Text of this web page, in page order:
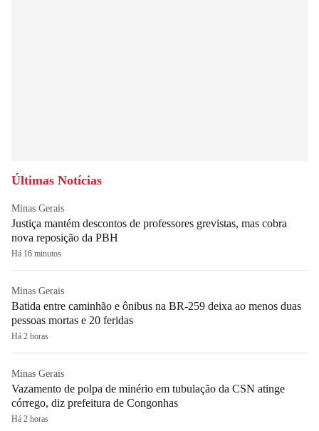
Últimas Notícias
Minas Gerais
Justiça mantém descontos de professores grevistas, mas cobra
nova reposição da PBH
Há 16 minutos
Minas Gerais
Batida entre caminhão e ônibus na BR-259 deixa ao menos duas
pessoas mortas e 20 feridas
Há 2 horas
Minas Gerais
Vazamento de polpa de minério em tubulação da CSN atinge
córrego, diz prefeitura de Congonhas
Há 2 horas